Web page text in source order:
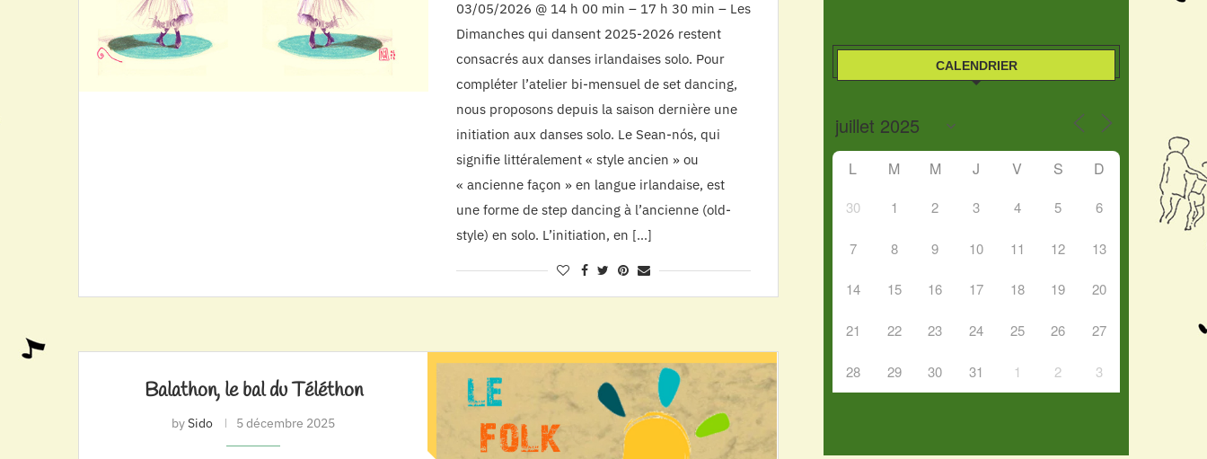
03/05/2026 @ 14 h 00 min – 17 h 30 min – Les
Dimanches qui dansent 2025-2026 restent
consacrés aux danses irlandaises solo. Pour
compléter l’atelier bi-mensuel de set dancing,
nous proposons depuis la saison dernière une
initiation aux danses solo. Le Sean-nós, qui
signifie littéralement « style ancien » ou
« ancienne façon » en langue irlandaise, est
une forme de step dancing à l’ancienne (old-
style) en solo. L’initiation, en […]
Balathon, le bal du Téléthon
bySido 5 décembre 2025
CALENDRIER
L M M J V S D
30 1 2 3 4 5 6
7 8 9 10 11 12 13
14 15 16 17 18 19 20
21 22 23 24 25 26 27
28 29 30 31 1 2 3